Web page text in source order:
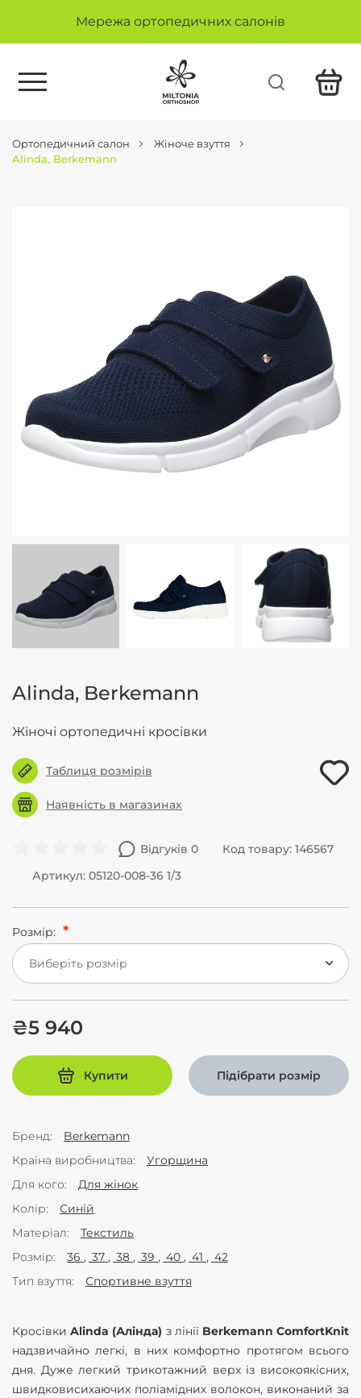
Мережа ортопедичних салонів
Ортопедичний салон
Жіноче взуття
Alinda, Berkemann
Alinda, Berkemann
Жіночі ортопедичні кросівки
Таблиця розмірів
Наявність в магазинах
Відгуків 0
Код товару: 146567
Артикул: 05120-008-36 1/3
Розмір:
Виберіть розмір
₴5 940
Купити Підібрати розмір
Бренд
Berkemann
Країна виробництва
Угорщина
Для кого
Для жінок
Колір
Синій
Матеріал
Текстиль
Розмір
36 37 38 39 40 41
42
Тип взуття
Спортивне взуття
КросівкиAlinda (Алінда) з лінії Berkemann ComfortKnit
надзвичайно легкі, в них комфортно протягом всього
дня. Дуже легкий трикотажний верх із високоякісних,
швидковисихаючих поліамідних волокон, виконаний за